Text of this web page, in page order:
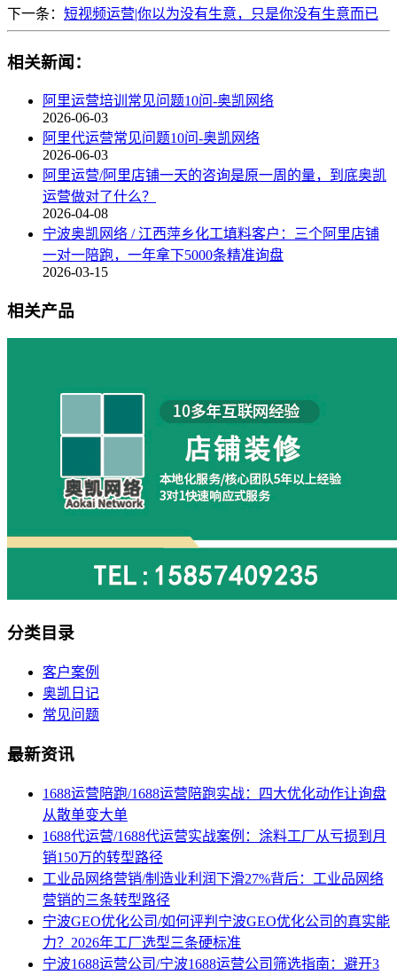
下一条： 短视频运营|你以为没有生意，只是你没有生意而已
相关新闻：
阿里运营培训常见问题10问-奥凯网络
2026-06-03
阿里代运营常见问题10问-奥凯网络
2026-06-03
阿里运营/阿里店铺一天的咨询是原一周的量，到底奥凯
运营做对了什么？
2026-04-08
宁波奥凯网络 / 江西萍乡化工填料客户：三个阿里店铺
一对一陪跑，一年拿下5000条精准询盘
2026-03-15
相关产品
分类目录
客户案例
奥凯日记
常见问题
最新资讯
1688运营陪跑/1688运营陪跑实战：四大优化动作让询盘
从散单变大单
1688代运营/1688代运营实战案例：涂料工厂从亏损到月
销150万的转型路径
工业品网络营销/制造业利润下滑27%背后：工业品网络
营销的三条转型路径
宁波GEO优化公司/如何评判宁波GEO优化公司的真实能
力？2026年工厂选型三条硬标准
宁波1688运营公司/宁波1688运营公司筛选指南：避开3